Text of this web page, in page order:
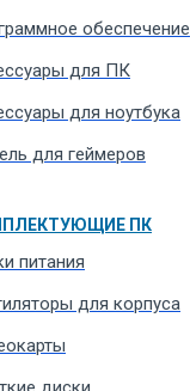
это сообщение
обеспечение
для ПК
для ноутбука
для геймеров
ПК
питания
для корпуса